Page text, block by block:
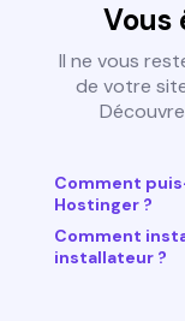
Vous
Il ne vous
de votre
Comment
Hostinger ?
Comment
installateur ?